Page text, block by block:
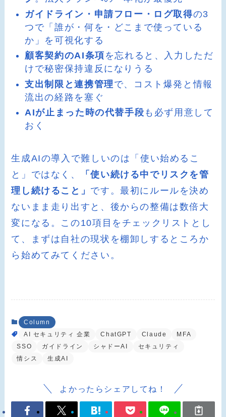
ガイドライン・申請フロー・ログ取得の3
つで「誰が・何を・どこまで使っている
か」を可視化する
顧客契約のAI条項 を忘れると、入力しただ
けで秘密保持違反になりうる
支出制限と連携管理 で、コスト爆発と情報
流出の経路を塞ぐ
AIが止まった時の代替手段 も必ず用意して
おく
生成AIの導入で難しいのは「使い始めるこ
と」ではなく、
「使い続ける中でリスクを管
理し続けること」 です。最初にルールを決め
ないまま走り出すと、後からの整備は数倍大
変になる。この10項目をチェックリストとし
て、まずは自社の現状を棚卸しするところか
ら始めてみてください。
Column
AI セキュリティ 企業
ChatGPT Claude
MFA
SSO
ガイドライン シャドーAI
セキュリティ
情シス
生成AI
よかったらシェアしてね！